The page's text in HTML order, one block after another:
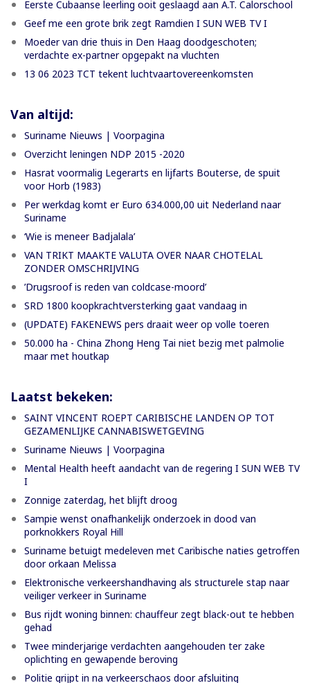
Eerste Cubaanse leerling ooit geslaagd aan A.T. Calorschool
Geef me een grote brik zegt Ramdien I SUN WEB TV I
Moeder van drie thuis in Den Haag doodgeschoten;
verdachte ex-partner opgepakt na vluchten
13 06 2023 TCT tekent luchtvaartovereenkomsten
Van altijd:
Suriname Nieuws | Voorpagina
Overzicht leningen NDP 2015 -2020
Hasrat voormalig Legerarts en lijfarts Bouterse, de spuit
voor Horb (1983)
Per werkdag komt er Euro 634.000,00 uit Nederland naar
Suriname
‘Wie is meneer Badjalala’
VAN TRIKT MAAKTE VALUTA OVER NAAR CHOTELAL
ZONDER OMSCHRIJVING
’Drugsroof is reden van coldcase-moord’
SRD 1800 koopkrachtversterking gaat vandaag in
(UPDATE) FAKENEWS pers draait weer op volle toeren
50.000 ha - China Zhong Heng Tai niet bezig met palmolie
maar met houtkap
Laatst bekeken:
SAINT VINCENT ROEPT CARIBISCHE LANDEN OP TOT
GEZAMENLIJKE CANNABISWETGEVING
Suriname Nieuws | Voorpagina
Mental Health heeft aandacht van de regering I SUN WEB TV
I
Zonnige zaterdag, het blijft droog
Sampie wenst onafhankelijk onderzoek in dood van
porknokkers Royal Hill
Suriname betuigt medeleven met Caribische naties getroffen
door orkaan Melissa
Elektronische verkeershandhaving als structurele stap naar
veiliger verkeer in Suriname
Bus rijdt woning binnen: chauffeur zegt black-out te hebben
gehad
Twee minderjarige verdachten aangehouden ter zake
oplichting en gewapende beroving
Politie grijpt in na verkeerschaos door afsluiting